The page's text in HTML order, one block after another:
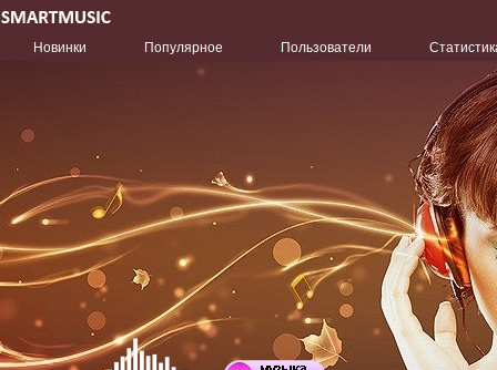
Новинки Популярное Пользователи